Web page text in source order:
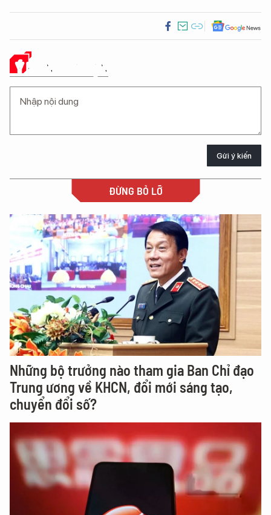
Ý KIẾN CỦA BẠN
Gửi ý kiến
ĐỪNG BỎ LỠ
Những bộ trưởng nào tham gia Ban Chỉ đạo
Trung ương về KHCN, đổi mới sáng tạo,
chuyển đổi số?